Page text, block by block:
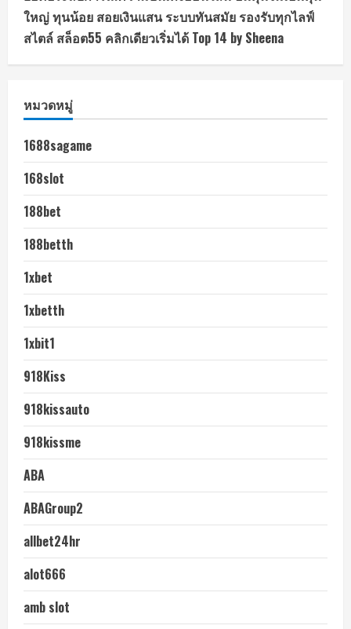
ใหญ่ ทุนน้อย สอยเงินแสน ระบบทันสมัย รองรับทุกไลฟ์
สไตล์ สล็อต55 คลิกเดียวเริ่มได้ Top 14 by Sheena
หมวดหมู่
1688sagame
168slot
188bet
188betth
1xbet
1xbetth
1xbit1
918Kiss
918kissauto
918kissme
ABA
ABAGroup2
allbet24hr
alot666
amb slot